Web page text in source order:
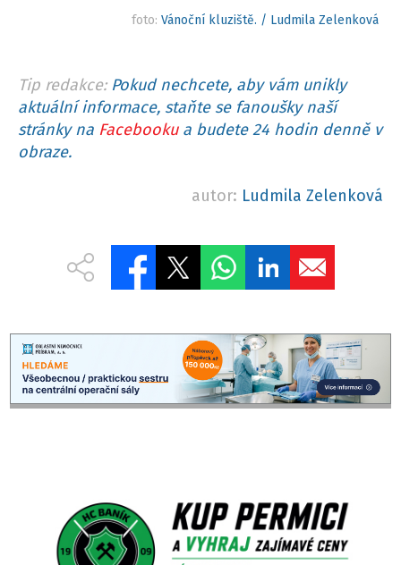
foto: Vánoční kluziště. / Ludmila Zelenková
Tip redakce: Pokud nechcete, aby vám unikly
aktuální informace, staňte se fanoušky naší
stránky na Facebookua budete 24 hodin denně v
obraze.
autor: Ludmila Zelenková